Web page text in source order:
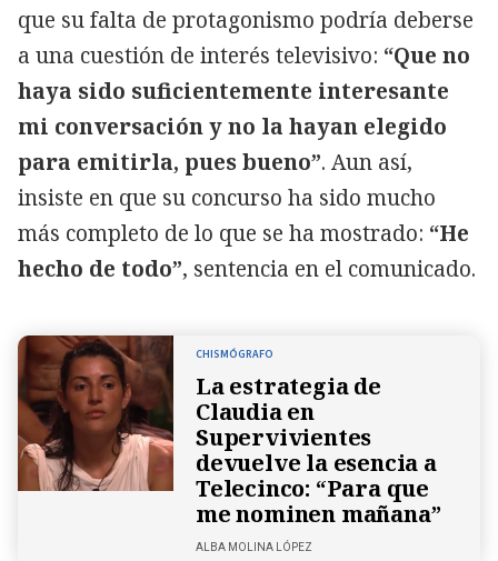
que su falta de protagonismo podría deberse
a una cuestión de interés televisivo: “Que no
haya sido suficientemente interesante
mi conversación y no la hayan elegido
para emitirla, pues bueno”. Aun así,
insiste en que su concurso ha sido mucho
más completo de lo que se ha mostrado: “He
hecho de todo”, sentencia en el comunicado.
CHISMÓGRAFO
La estrategia de
Claudia en
Supervivientes
devuelve la esencia a
Telecinco: “Para que
me nominen mañana”
ALBA MOLINA LÓPEZ